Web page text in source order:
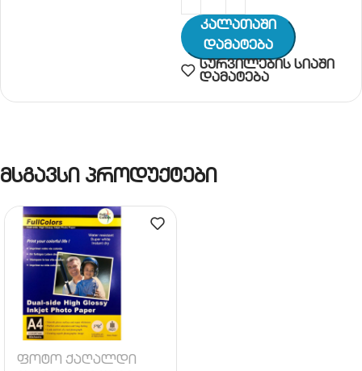
Კალათაში
Დამატება
სურვილების სიაში
დამატება
მსგავსი პროდუქტები
ფოტო ქაღალდი